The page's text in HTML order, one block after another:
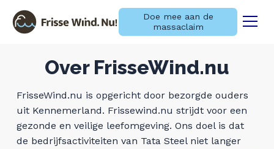
Naar navigatie springen
Naar de inhoud
Doe mee aan de
massaclaim
Menu
×
Zoeken
naar:
Laatste nieuws
Over FrisseWind.nu
FrisseWind.nu is opgericht door bezorgde ouders
uit Kennemerland. Frissewind.nu strijdt voor een
gezonde en veilige leefomgeving. Ons doel is dat
de bedrijfsactiviteiten van Tata Steel niet langer